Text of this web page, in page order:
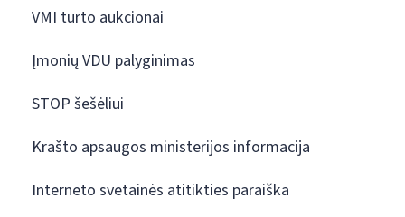
VMI turto aukcionai
Įmonių VDU palyginimas
STOP šešėliui
Krašto apsaugos ministerijos informacija
Interneto svetainės atitikties paraiška